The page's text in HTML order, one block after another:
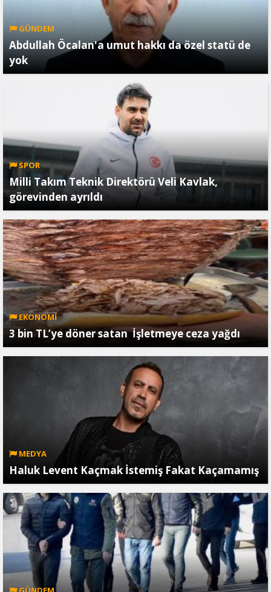
GÜNDEM
Abdullah Öcalan'a umut hakkı da özel statü de
yok
SPOR
Milli Takım Teknik Direktörü Veli Kavlak,
görevinden ayrıldı
EKONOMİ
3 bin TL’ye döner satan İşletmeye ceza yağdı
MEDYA
Haluk Levent Kaçmak İstemiş Fakat Kaçamamış